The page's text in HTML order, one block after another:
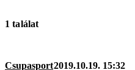
1 találat
Csupasport2019.10.19. 15:32